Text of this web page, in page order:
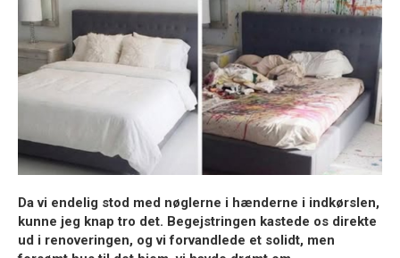
Da vi endelig stod med nøglerne i hænderne i indkørslen,
kunne jeg knap tro det. Begejstringen kastede os direkte
ud i renoveringen, og vi forvandlede et solidt, men